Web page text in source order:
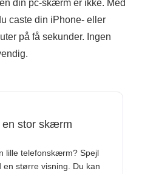
din pc-skærm er ikke. Med
caste din iPhone- eller
på få sekunder. Ingen
en stor skærm
lille telefonskærm? Spejl
en større visning. Du kan